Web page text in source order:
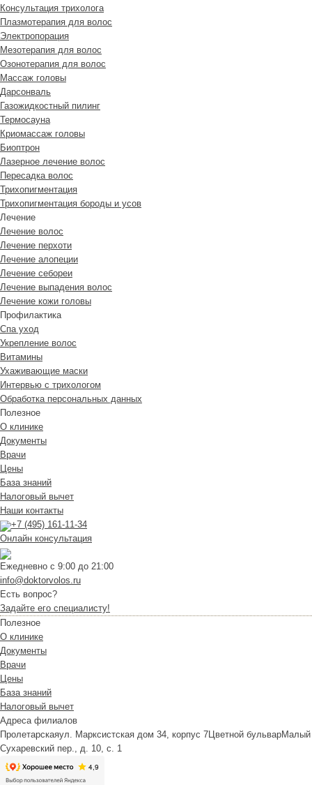
Консультация трихолога
Плазмотерапия для волос
Электропорация
Мезотерапия для волос
Озонотерапия для волос
Массаж головы
Дарсонваль
Газожидкостный пилинг
Термосауна
Криомассаж головы
Биоптрон
Лазерное лечение волос
Пересадка волос
Трихопигментация
Трихопигментация бороды и усов
Лечение
Лечение волос
Лечение перхоти
Лечение алопеции
Лечение себореи
Лечение выпадения волос
Лечение кожи головы
Профилактика
Спа уход
Укрепление волос
Витамины
Ухаживающие маски
Интервью с трихологом
Обработка персональных данных
Полезное
О клинике
Документы
Врачи
Цены
База знаний
Налоговый вычет
Наши контакты
+7 (495) 161-11-34
Онлайн консультация
Ежедневно с 9:00 до 21:00
info@doktorvolos.ru
Есть вопрос?
Задайте его специалисту!
Полезное
О клинике
Документы
Врачи
Цены
База знаний
Налоговый вычет
Адреса филиалов
Пролетарскаяул. Марксистская дом 34, корпус 7 Цветной бульварМалый
Сухаревский пер., д. 10, с. 1